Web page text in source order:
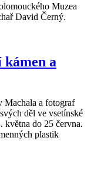
Muzea
David Černý.
kámen a
Machala a fotograf
děl ve vsetínské
května do 25 června.
plastik